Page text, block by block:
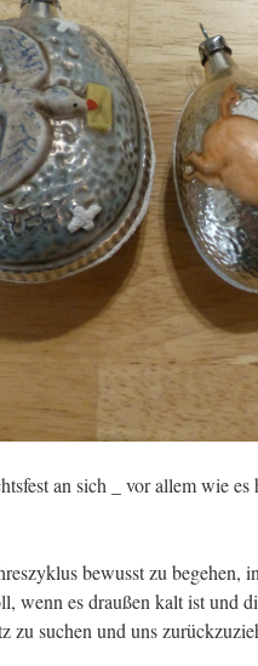
an sich _ vor allem wie
bewusst zu begehen,
wenn es draußen kalt ist und
zu suchen und uns